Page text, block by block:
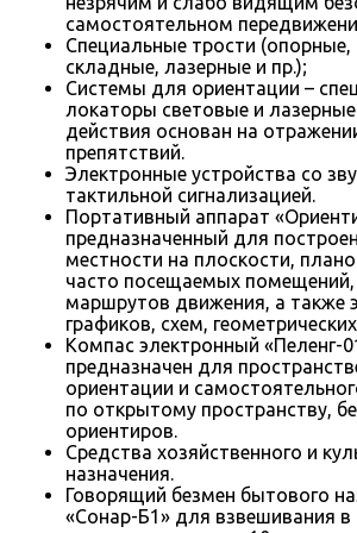
самостоятельном
Специальные трости
складные, лазерные и пр.);
Системы для ориентации –
локаторы световые и
действия основан на
препятствий.
Электронные устройства со
тактильной сигнализацией.
Портативный аппарат
предназначенный для
местности на плоскости,
часто посещаемых
маршрутов движения, а также
графиков, схем,
Компас электронный «Пеленг-
предназначен для
ориентации и
по открытому пространству,
ориентиров.
Средства хозяйственного и
назначения.
Говорящий безмен бытового
«Сонар-Б1» для взвешивания